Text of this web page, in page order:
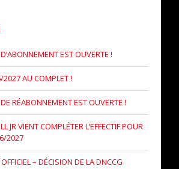
EST OUVERTE !
2027 AU COMPLET !
RÉABONNEMENT EST OUVERTE !
JR VIENT COMPLÉTER L’EFFECTIF POUR
2027
– DÉCISION DE LA DNCCG